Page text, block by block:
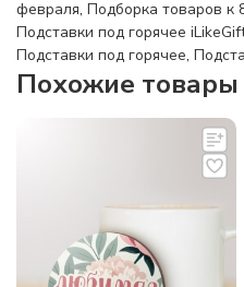
февраля, Подборка товаров к
Подставки под горячее
Подставки под горячее,
Похожие товары